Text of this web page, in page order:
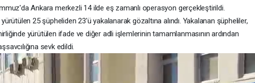
Ankara merkezli 14 ilde eş zamanlı operasyon gerçekleştirildi.
25 şüpheliden 23'ü yakalanarak gözaltına alındı. Yakalanan şüpheliler,
yürütülen ifade ve diğer adli işlemlerinin tamamlanmasının ardından
sevk edildi.